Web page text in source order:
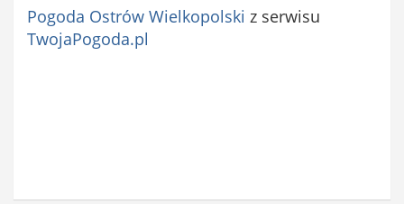
Pogoda Ostrów Wielkopolski z serwisu
TwojaPogoda.pl